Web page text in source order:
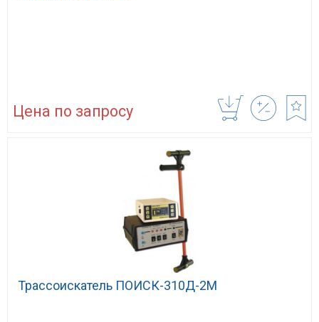
Цена по запросу
Трассоискатель ПОИСК-310Д-2М